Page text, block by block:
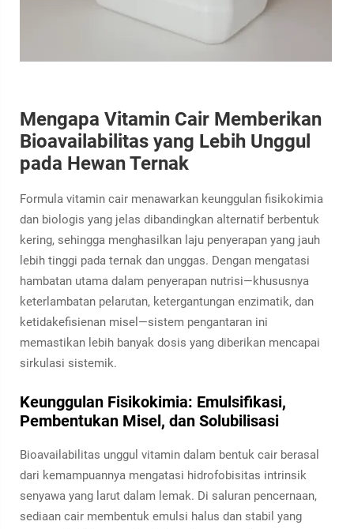
Mengapa Vitamin Cair Memberikan
Bioavailabilitas yang Lebih Unggul
pada Hewan Ternak
Formula vitamin cair menawarkan keunggulan fisikokimia
dan biologis yang jelas dibandingkan alternatif berbentuk
kering, sehingga menghasilkan laju penyerapan yang jauh
lebih tinggi pada ternak dan unggas. Dengan mengatasi
hambatan utama dalam penyerapan nutrisi—khususnya
keterlambatan pelarutan, ketergantungan enzimatik, dan
ketidakefisienan misel—sistem pengantaran ini
memastikan lebih banyak dosis yang diberikan mencapai
sirkulasi sistemik.
Keunggulan Fisikokimia: Emulsifikasi,
Pembentukan Misel, dan Solubilisasi
Bioavailabilitas unggul vitamin dalam bentuk cair berasal
dari kemampuannya mengatasi hidrofobisitas intrinsik
senyawa yang larut dalam lemak. Di saluran pencernaan,
sediaan cair membentuk emulsi halus dan stabil yang